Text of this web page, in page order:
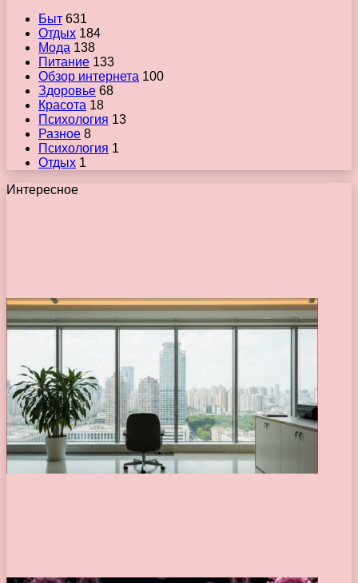
Быт 631
Отдых 184
Мода 138
Питание 133
Обзор интернета 100
Здоровье 68
Красота 18
Психология 13
Разное 8
Психология 1
Отдых 1
Интересное